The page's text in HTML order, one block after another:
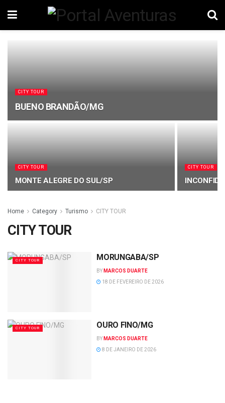
CITY TOUR
BUENO BRANDÃO/MG
CITY TOUR
MONTE ALEGRE DO SUL/SP
CITY TOUR
Home Category Turismo CITY TOUR
CITY TOUR
CITY TOUR MORUNGABA/SP
BY MARCOS DUARTE
18 DE FEVEREIRO DE 2026
CITY TOUR OURO FINO/MG
BY MARCOS DUARTE
8 DE JANEIRO DE 2026